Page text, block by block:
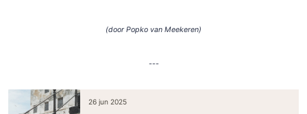
(door Popko van Meekeren)
---
26 jun 2025